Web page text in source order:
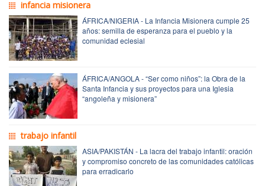
infancia misionera
ÁFRICA/NIGERIA - La Infancia Misionera cumple 25
años: semilla de esperanza para el pueblo y la
comunidad eclesial
ÁFRICA/ANGOLA - “Ser como niños”: la Obra de la
Santa Infancia y sus proyectos para una Iglesia
“angoleña y misionera”
trabajo infantil
ASIA/PAKISTÁN - La lacra del trabajo infantil: oración
y compromiso concreto de las comunidades católicas
para erradicarlo